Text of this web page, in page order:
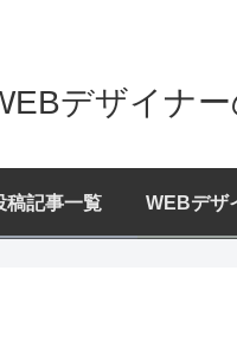
デザイナ
記事一覧 WEBデザ